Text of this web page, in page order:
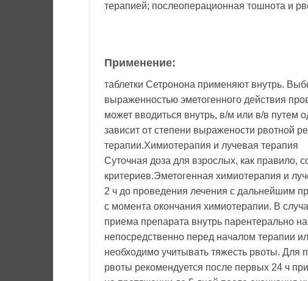
терапией; послеоперационная тошнота и
Применение:
таблетки Сетронона применяют внутрь.
выраженностью эметогенного действия
может вводиться внутрь, в/м или в/в путем
зависит от степени выражености рвотной
терапии.Химиотерапия и лучевая терапия
Суточная доза для взрослых, как правило,
критериев.Эметогенная химиотерапия и
2 ч до проведения лечения с дальнейшим
с момента окончания химиотерапии. В
приема препарата внутрь парентерально
непосредственно перед началом терапии
необходимо учитывать тяжесть рвоты. Для
рвоты рекомендуется после первых 24 ч